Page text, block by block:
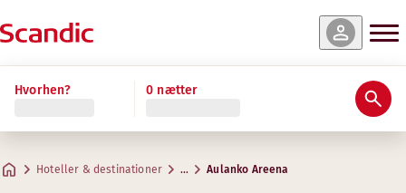
Hvorhen? 0 nætter
Hoteller & destinationer … Aulanko Areena